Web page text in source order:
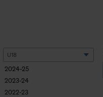
2024-25
2023-24
2022-23